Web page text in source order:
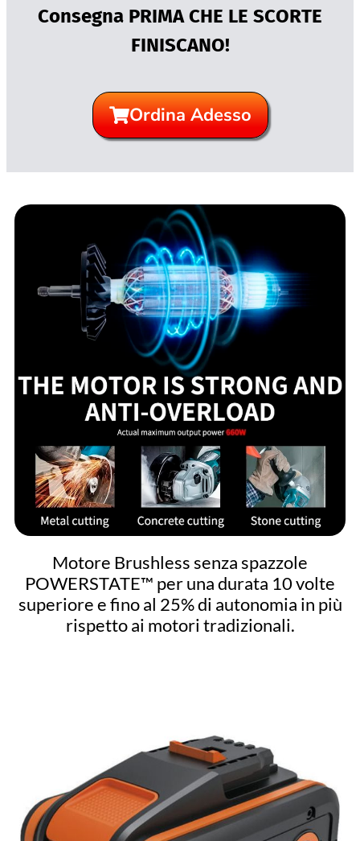
Consegna PRIMA CHE LE SCORTE
FINISCANO!
Ordina Adesso
Motore Brushless senza spazzole
POWERSTATE™ per una durata 10 volte
superiore e fino al 25% di autonomia in più
rispetto ai motori tradizionali.